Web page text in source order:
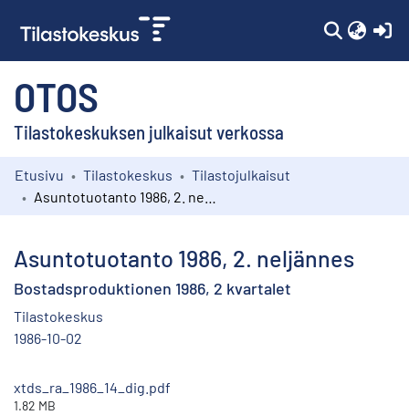
OTOS
Tilastokeskuksen julkaisut verkossa
Kokoelmat
Etusivu Tilastokeskus
Tilastojulkaisut
Asuntotuotanto 1986, 2. neljännes
Bostadsproduktionen 1986, 2 kvartalet
Tilastokeskus
1986-10-02
xtds_ra_1986_14_dig.pdf
1.82 MB